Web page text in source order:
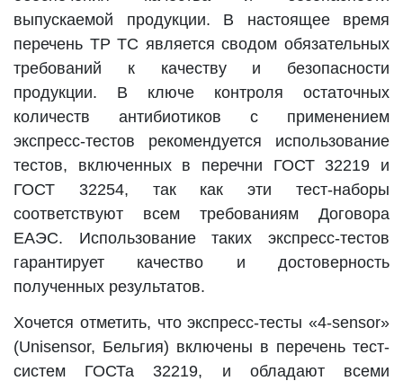
выпускаемой продукции. В настоящее время
перечень ТР ТС является сводом обязательных
требований к качеству и безопасности
продукции. В ключе контроля остаточных
количеств антибиотиков с применением
экспресс-тестов рекомендуется использование
тестов, включенных в перечни ГОСТ 32219 и
ГОСТ 32254, так как эти тест-наборы
соответствуют всем требованиям Договора
ЕАЭС. Использование таких экспресс-тестов
гарантирует качество и достоверность
полученных результатов.
Хочется отметить, что экспресс-тесты «4-sensor»
(Unisensor, Бельгия) включены в перечень тест-
систем ГОСТа 32219, и обладают всеми